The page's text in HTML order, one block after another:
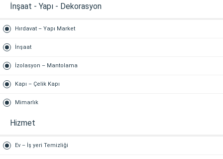
İnşaat - Yapı - Dekorasyon
Hırdavat – Yapı Market
İnşaat
İzolasyon – Mantolama
Kapı – Çelik Kapı
Mimarlık
Hizmet
Ev – İş yeri Temizliği